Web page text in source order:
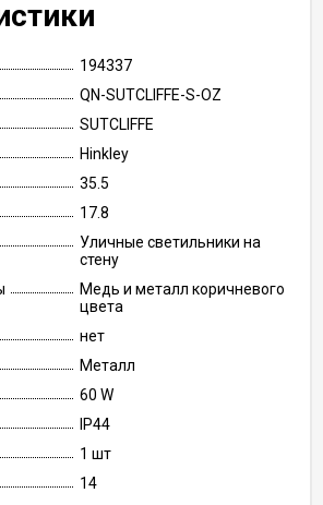
194337
QN-SUTCLIFFE-S-OZ
SUTCLIFFE
Hinkley
35.5
17.8
Уличные светильники на
стену
Медь и металл коричневого
цвета
нет
Металл
60 W
IP44
1 шт
14